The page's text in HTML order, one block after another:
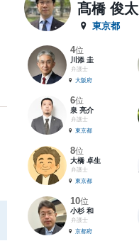
髙橋 俊太
東京都
4位
川添 圭
弁護士
大阪府
6位
泉 亮介
弁護士
東京都
8位
大橋 卓生
弁護士
東京都
10位
小杉 和
弁護士
京都府